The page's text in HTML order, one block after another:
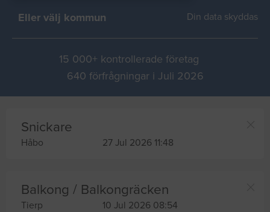
Eller välj kommun Din data skyddas
15 000+ kontrollerade företag
640 förfrågningar i Juli 2026
Snickare
Håbo 27 Jul 2026 11:48
Balkong / Balkongräcken
Tierp 10 Jul 2026 08:54